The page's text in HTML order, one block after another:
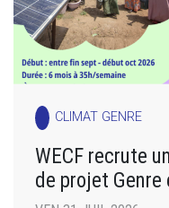
CLIMAT GENRE
WECF recrute
de projet